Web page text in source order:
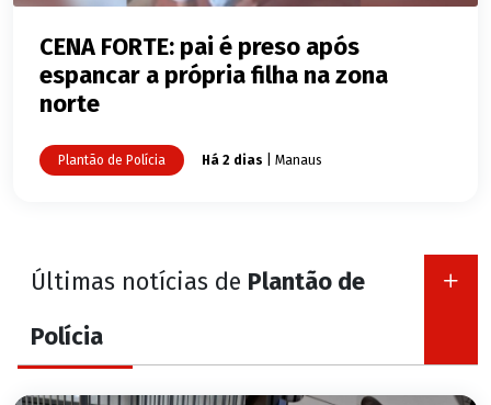
CENA FORTE: pai é preso após
espancar a própria filha na zona
norte
Plantão de Polícia Há 2 dias | Manaus
Últimas notícias de Plantão de
Polícia